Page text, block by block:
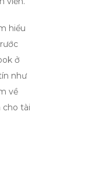
hiểu
ở
như
về
cho tài